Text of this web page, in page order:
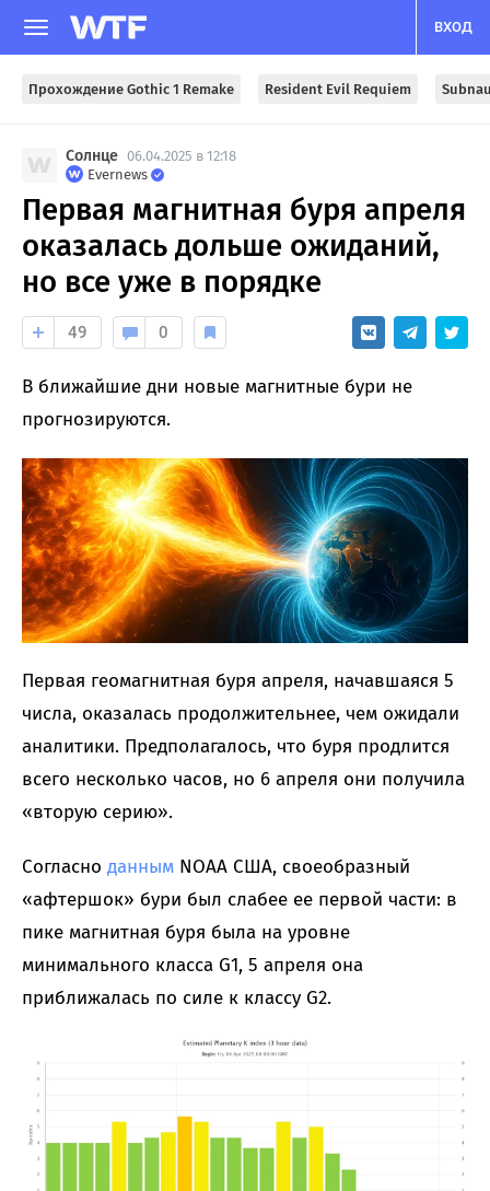
ВХОД
Прохождение Gothic 1 Remake Resident Evil Requiem
Солнце 06.04.2025 в 12:18
Evernews
Первая магнитная буря апреля
оказалась дольше ожиданий,
но все уже в порядке
49 0
В ближайшие дни новые магнитные бури не
прогнозируются.
Первая геомагнитная буря апреля, начавшаяся 5
числа, оказалась продолжительнее, чем ожидали
аналитики. Предполагалось, что буря продлится
всего несколько часов, но 6 апреля они получила
«вторую серию».
Согласно данным NOAA США, своеобразный
«афтершок» бури был слабее ее первой части: в
пике магнитная буря была на уровне
минимального класса G1, 5 апреля она
приближалась по силе к классу G2.